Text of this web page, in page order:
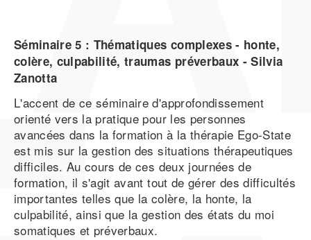
Séminaire 5 : Thématiques complexes - honte,
colère, culpabilité, traumas préverbaux -Silvia
Zanotta
L'accent de ce séminaire d'approfondissement
orienté vers la pratique pour les personnes
avancées dans la formation à la thérapie Ego-State
est mis sur la gestion des situations thérapeutiques
difficiles. Au cours de ces deux journées de
formation, il s'agit avant tout de gérer des difficultés
importantes telles que la colère, la honte, la
culpabilité, ainsi que la gestion des états du moi
somatiques et préverbaux.